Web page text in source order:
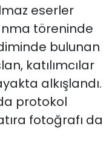
eserler
töreninde
bulunan
katılımcılar
alkışlandı.
protokol
fotoğrafı da